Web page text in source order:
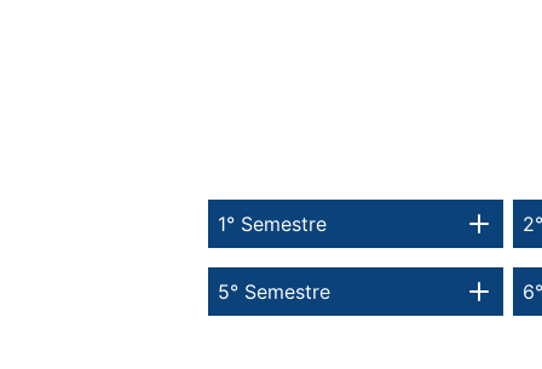
1° Semestre
5° Semestre